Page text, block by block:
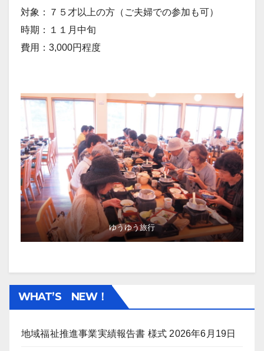
対象：７５才以上の方（ご夫婦での参加も可）
時期：１１月中旬
費用：3,000円程度
ゆうゆう旅行
WHAT’S NEW！
地域福祉推進事業実績報告書 様式 2026年6月19日